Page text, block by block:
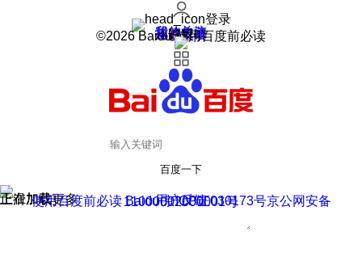
登录
我的关注
我的收藏
皮肤中心
用户反馈
设置
©2026 Baidu 使用百度前必读
百度一下
正在加载
上滑加载更多 用户反馈
使用百度前必读 Baidu 京ICP证030173号
京公网安备11000002000001号